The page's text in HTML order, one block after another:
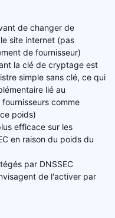
de changer de
site internet (pas
de fournisseur)
la clé de cryptage est
simple sans clé, ce qui
lié au
comme
poids)
efficace sur les
en raison du poids du
par DNSSEC
de l'activer par